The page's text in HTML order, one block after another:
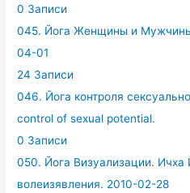
0 Записи
045. Йога Женщины и
04-01
24 Записи
046. Йога контроля
control of sexual potential.
0 Записи
050. Йога Визуализации. Ичха
волеизявления. 2010-02-28